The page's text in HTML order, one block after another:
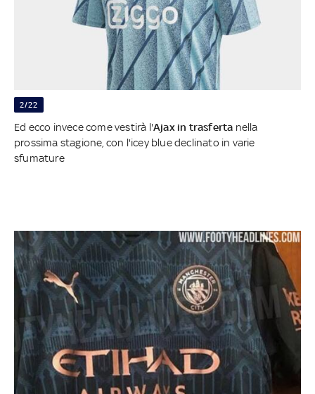
2/22
Ed ecco invece come vestirà l'Ajax in trasferta nella
prossima stagione, con l'icey blue declinato in varie
sfumature